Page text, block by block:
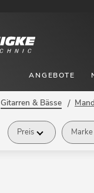
ANGEBOTE
Gitarren & Bässe /
Preis Marke